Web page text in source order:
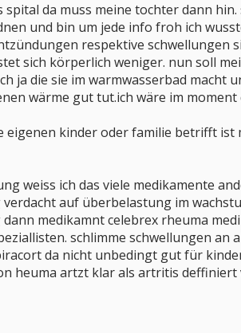
da muss meine tochter dann hin.
und bin um jede info froh ich
respektive schwellungen
sich körperlich weniger. nun soll
ja die sie im warmwasserbad macht
wärme gut tut.ich wäre im
eigenen kinder oder familie betrifft ist
weiss ich das viele medikamente
auf überbelastung im
medikamnt celebrex rheuma
schlimme schwellungen an
da nicht unbedingt gut für
heuma artzt klar als artritis deffiniert